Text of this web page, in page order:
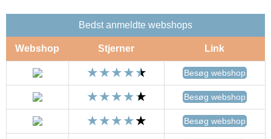
Bedst anmeldte webshops
Webshop Stjerner Link
Besøg webshop
Besøg webshop
Besøg webshop